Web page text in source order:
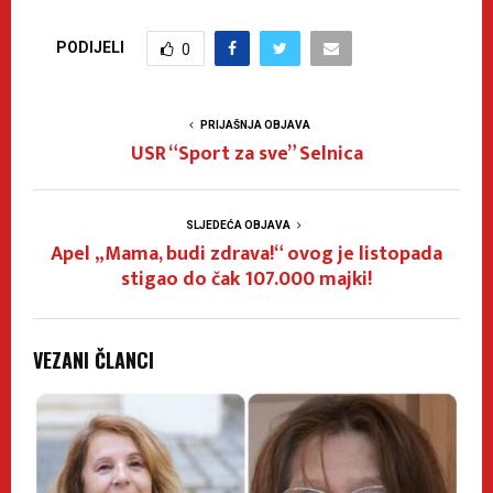
PODIJELI 0
PRIJAŠNJA OBJAVA
USR “Sport za sve” Selnica
SLJEDEĆA OBJAVA
Apel „Mama, budi zdrava!“ ovog je listopada
stigao do čak 107.000 majki!
VEZANI ČLANCI